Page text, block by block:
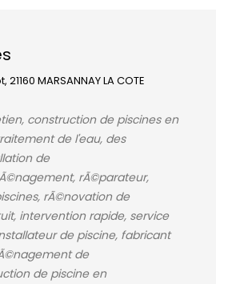
MARSANNAY LA COTE
construction de piscines en
de l'eau, des
de
rÃ©parateur,
rÃ©novation de
intervention rapide, service
de piscine, fabricant
de
de piscine en